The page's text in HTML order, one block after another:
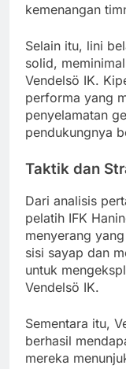
kemenangan
Selain itu, lini
solid,
Vendelsö IK.
performa yang
penyelamatan
pendukungnya
Taktik dan
Dari analisis
pelatih IFK
menyerang
sisi sayap dan
untuk
Vendelsö IK.
Sementara itu,
berhasil
mereka